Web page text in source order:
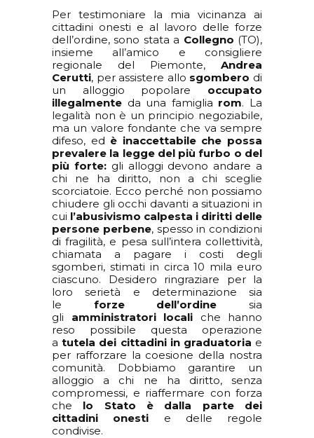
Per testimoniare la mia vicinanza ai
cittadini onesti e al lavoro delle forze
dell’ordine, sono stata a Collegno (TO),
insieme all’amico e consigliere
regionale del Piemonte, Andrea
Cerutti, per assistere allo sgombero di
un alloggio popolare occupato
illegalmente da una famiglia rom. La
legalità non è un principio negoziabile,
ma un valore fondante che va sempre
difeso, ed è inaccettabile che possa
prevalere la legge del più furbo o del
più forte:gli alloggi devono andare a
chi ne ha diritto, non a chi sceglie
scorciatoie. Ecco perché non possiamo
chiudere gli occhi davanti a situazioni in
cui l’abusivismo calpesta i diritti delle
persone perbene, spesso in condizioni
di fragilità, e pesa sull’intera collettività,
chiamata a pagare i costi degli
sgomberi, stimati in circa 10 mila euro
ciascuno. Desidero ringraziare per la
loro serietà e determinazione sia
le forze dell’ordine sia
gli amministratori locali che hanno
reso possibile questa operazione
atutela dei cittadini in graduatoria e
per rafforzare la coesione della nostra
comunità. Dobbiamo garantire un
alloggio a chi ne ha diritto, senza
compromessi, e riaffermare con forza
che lo Stato è dalla parte dei
cittadini onesti e delle regole
condivise.